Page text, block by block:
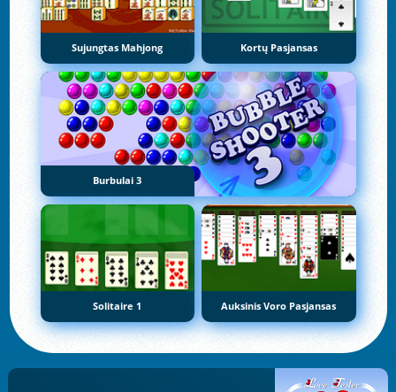
Sujungtas Mahjong Kortų Pasjansas
Burbulai 3
Solitaire 1 Auksinis Voro Pasjansas